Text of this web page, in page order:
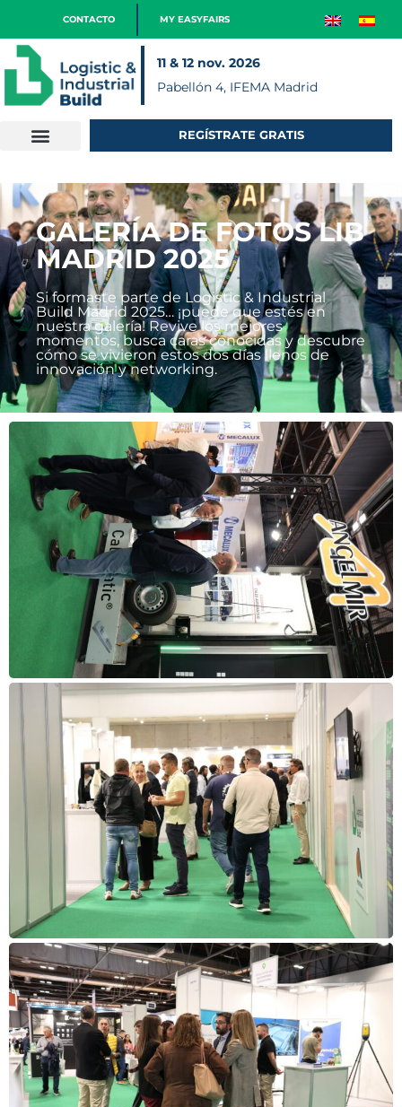
CONTACTO MY EASYFAIRS
11 & 12 nov. 2026
Pabellón 4, IFEMA Madrid
REGÍSTRATE GRATIS
GALERÍA DE FOTOS LIB
MADRID 2025
Si formaste parte de Logistic & Industrial
Build Madrid 2025… ¡puede que estés en
nuestra galería! Revive los mejores
momentos, busca caras conocidas y descubre
cómo se vivieron estos dos días llenos de
innovación y networking.